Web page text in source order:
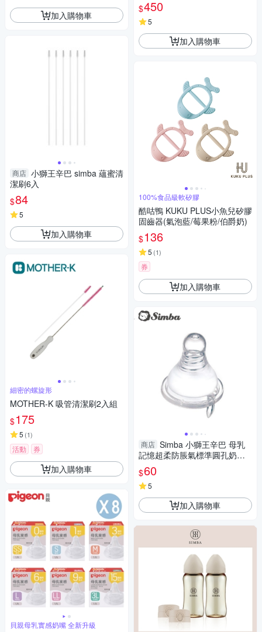
加入購物車
商店 小獅王辛巴 simba 蘊蜜清
潔刷6入
$84
5
加入購物車
細密的螺旋形
MOTHER-K 吸管清潔刷2入組
$175
5 (1)
活動 券
加入購物車
貝親母乳實感奶嘴 全新升級
$450
5
加入購物車
100%食品級軟矽膠
酷咕鴨 KUKU PLUS小魚兒矽膠
固齒器(氣泡藍/莓果粉/伯爵奶)
$136
5 (1)
券
加入購物車
商店 Simba 小獅王辛巴 母乳
記憶超柔防脹氣標準圓孔奶嘴
(SS/S/M/L)-1入【佳兒園婦幼
館】
$60
5
加入購物車